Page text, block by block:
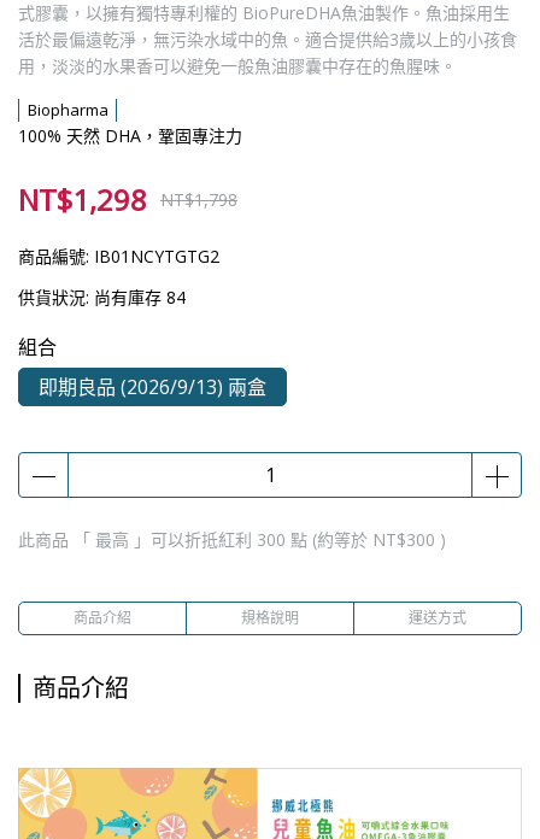
式膠囊，以擁有獨特專利權的 BioPureDHA魚油製作。魚油採用生
活於最偏遠乾淨，無污染水域中的魚。適合提供給3歲以上的小孩食
用，淡淡的水果香可以避免一般魚油膠囊中存在的魚腥味。
Biopharma
100% 天然 DHA，鞏固專注力
NT$1,298 NT$1,798
商品編號: IB01NCYTGTG2
供貨狀況: 尚有庫存 84
組合
即期良品 (2026/9/13) 兩盒
此商品 「 最高 」可以折抵紅利 300 點 (約等於 NT$300 )
商品介紹 規格說明 運送方式
商品介紹